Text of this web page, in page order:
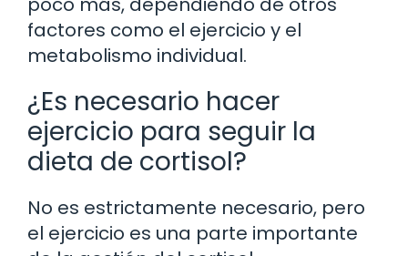
factores como el ejercicio y el
metabolismo individual.
¿Es necesario hacer
ejercicio para seguir la
dieta de cortisol?
No es estrictamente necesario, pero
el ejercicio es una parte importante